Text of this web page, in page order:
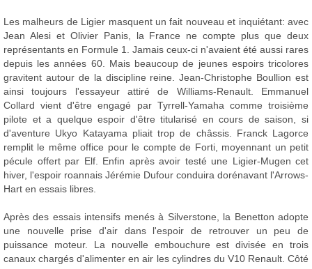
Les malheurs de Ligier masquent un fait nouveau et inquiétant: avec
Jean Alesi et Olivier Panis, la France ne compte plus que deux
représentants en Formule 1. Jamais ceux-ci n'avaient été aussi rares
depuis les années 60. Mais beaucoup de jeunes espoirs tricolores
gravitent autour de la discipline reine. Jean-Christophe Boullion est
ainsi toujours l'essayeur attiré de Williams-Renault. Emmanuel
Collard vient d'être engagé par Tyrrell-Yamaha comme troisième
pilote et a quelque espoir d'être titularisé en cours de saison, si
d'aventure Ukyo Katayama pliait trop de châssis. Franck Lagorce
remplit le même office pour le compte de Forti, moyennant un petit
pécule offert par Elf. Enfin après avoir testé une Ligier-Mugen cet
hiver, l'espoir roannais Jérémie Dufour conduira dorénavant l'Arrows-
Hart en essais libres.
Après des essais intensifs menés à Silverstone, la Benetton adopte
une nouvelle prise d'air dans l'espoir de retrouver un peu de
puissance moteur. La nouvelle embouchure est divisée en trois
canaux chargés d'alimenter en air les cylindres du V10 Renault. Côté